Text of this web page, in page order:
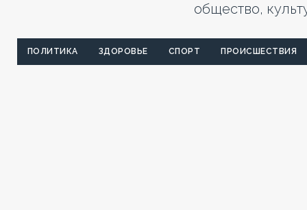
общество,
ПОЛИТИКА ЗДОРОВЬЕ СПОРТ ПРОИСШЕСТВИЯ